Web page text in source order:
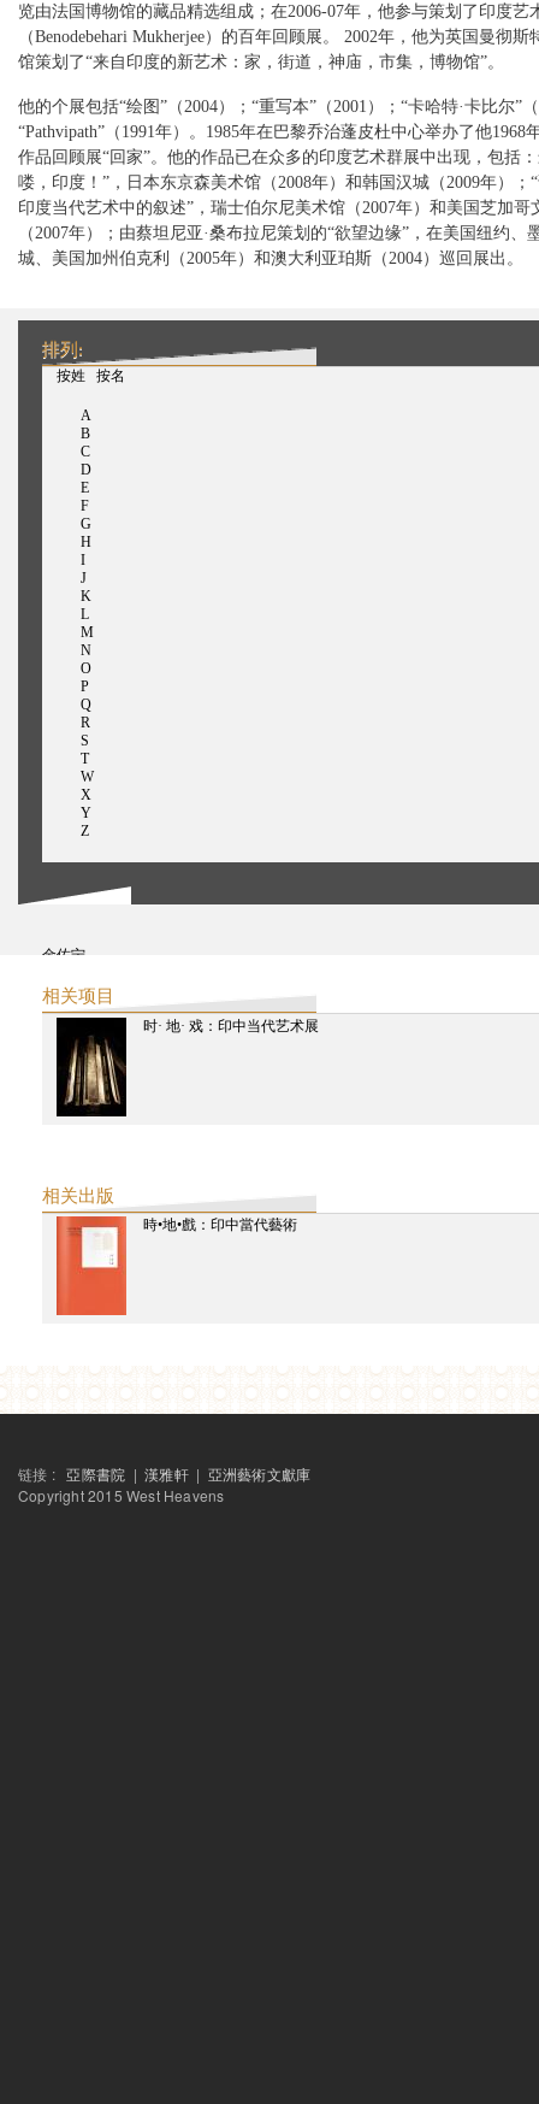
览由法国博物馆的藏品精选组成；在2006-07年，他参与策划了印度艺
（Benodebehari Mukherjee）的百年回顾展。 2002年，他为英国曼彻
馆策划了“来自印度的新艺术：家，街道，神庙，市集，博物馆”。
他的个展包括“绘图”（2004）；“重写本”（2001）；“卡哈特·卡比尔”
“Pathvipath”（1991年）。1985年在巴黎乔治蓬皮杜中心举办了他1968
作品回顾展“回家”。他的作品已在众多的印度艺术群展中出现，包括
喽，印度！”，日本东京森美术馆（2008年）和韩国汉城（2009年）
印度当代艺术中的叙述”，瑞士伯尔尼美术馆（2007年）和美国芝加哥
（2007年）；由蔡坦尼亚·桑布拉尼策划的“欲望边缘”，在美国纽约、
城、美国加州伯克利（2005年）和澳大利亚珀斯（2004）巡回展出。
排列:
按姓 按名
（活动标签）
A
B
C
D
E
F
G
H
I
J
K
L
M
N
O
P
Q
R
S
T
W
X
Y
Z
金佐宁
谢克，古兰穆罕默德
相关项目
时· 地· 戏：印中当代艺术展
相关出版
時•地•戲：印中當代藝術
链接 :亞際書院 |漢雅軒 | 亞洲藝術文獻庫
Copyright 2015 West Heavens